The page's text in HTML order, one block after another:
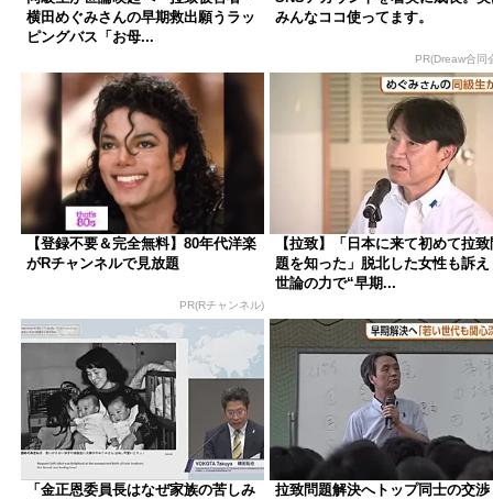
横田めぐみさんの早期救出願うラッ
ピングバス「お母...
みんなココ使ってます。
PR(Dreaw合同
【登録不要＆完全無料】80年代洋楽
がRチャンネルで見放題
PR(Rチャンネル)
【拉致】「日本に来て初めて拉致
題を知った」脱北した女性も訴
世論の力で“早期...
「金正恩委員長はなぜ家族の苦しみ
拉致問題解決へトップ同士の交渉